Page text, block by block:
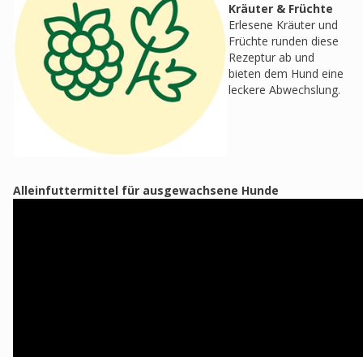
Kräuter & Früchte
Erlesene Kräuter und
Früchte runden diese
Rezeptur ab und
bieten dem Hund eine
leckere Abwechslung.
Alleinfuttermittel für ausgewachsene Hunde